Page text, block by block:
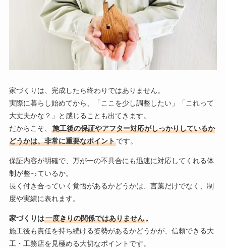
家づくりは、完成したら終わりではありません。
実際に暮らし始めてから、「ここを少し調整したい」「これって
大丈夫かな？」と感じることも出てきます。
だからこそ、
施工後の保証やアフター対応がしっかりしているか
どうかは、非常に重要なポイントです。
保証内容が明確で、万が一の不具合にも迅速に対応してくれる体
制が整っているか。
長く付き合っていく覚悟があるかどうかは、言葉だけでなく、制
度や実績に表れます。
家づくりは一度きりの関係ではありません。
施工後も責任を持ち続ける姿勢があるかどうかが、信頼できる大
工・工務店を見極める大切なポイントです。